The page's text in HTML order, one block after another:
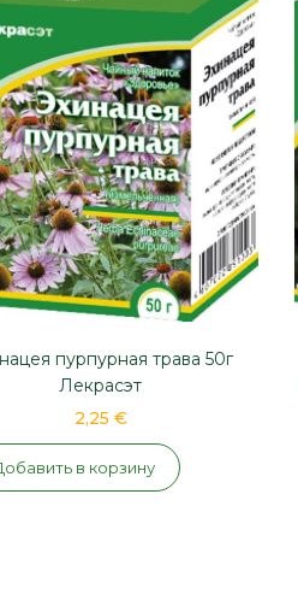
пурпурная трава 50г
Лекрасэт
2,25 €
в корзину